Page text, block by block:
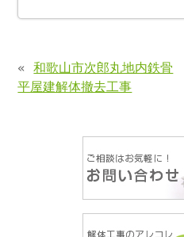
«和歌山市次郎丸地内鉄骨
平屋建解体撤去工事